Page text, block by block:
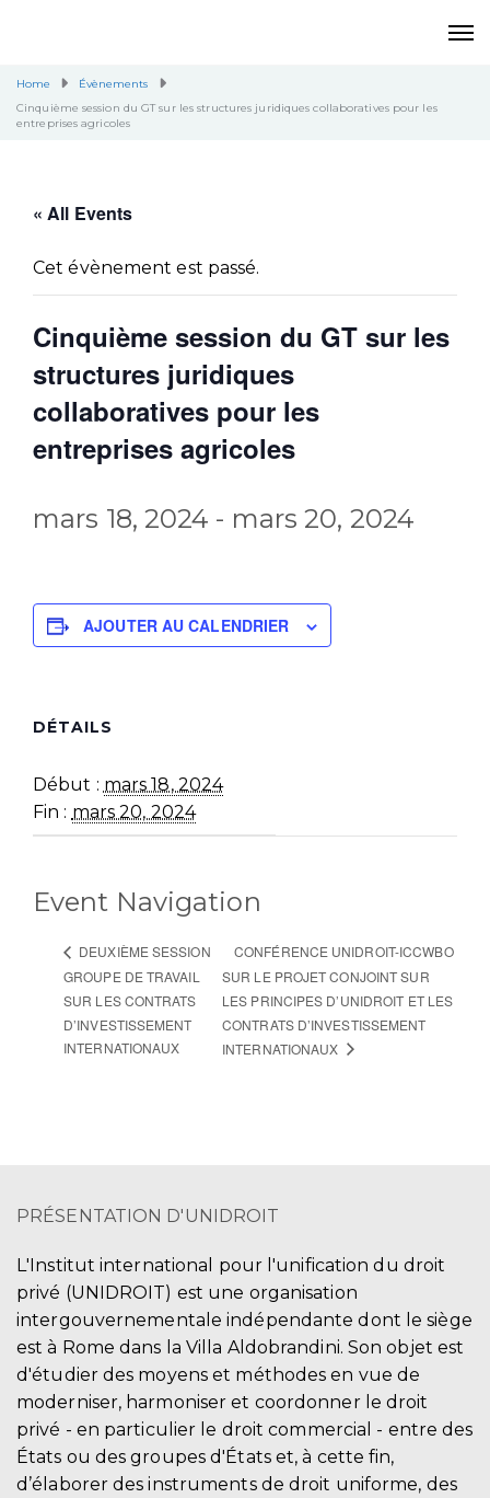
Home
Évènements
Cinquième session du GT sur les structures juridiques collaboratives pour les
entreprises agricoles
« All Events
Cet évènement est passé.
Cinquième session du GT sur les
structures juridiques
collaboratives pour les
entreprises agricoles
mars 18, 2024 - mars 20, 2024
AJOUTER AU CALENDRIER
DÉTAILS
Début : mars 18, 2024
Fin : mars 20, 2024
Event Navigation
DEUXIÈME SESSION
GROUPE DE TRAVAIL
SUR LES CONTRATS
D’INVESTISSEMENT
INTERNATIONAUX
CONFÉRENCE UNIDROIT-ICCWBO
SUR LE PROJET CONJOINT SUR
LES PRINCIPES D’UNIDROIT ET LES
CONTRATS D’INVESTISSEMENT
INTERNATIONAUX
PRÉSENTATION D'UNIDROIT
L'Institut international pour l'unification du droit
privé (UNIDROIT) est une organisation
intergouvernementale indépendante dont le siège
est à Rome dans la Villa Aldobrandini. Son objet est
d'étudier des moyens et méthodes en vue de
moderniser, harmoniser et coordonner le droit
privé - en particulier le droit commercial - entre des
États ou des groupes d'États et, à cette fin,
d’élaborer des instruments de droit uniforme, des